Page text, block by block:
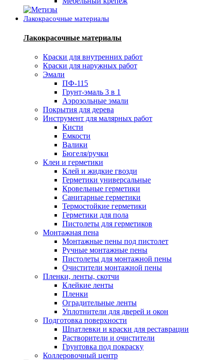
Лакокрасочные материалы
Лакокрасочные материалы
Краски для внутренних работ
Краски для наружных работ
Эмали
ПФ-115
Грунт-эмаль 3 в 1
Аэрозольные эмали
Покрытия для дерева
Инструмент для малярных работ
Кисти
Емкости
Валики
Бюгеля/ручки
Клеи и герметики
Клей и жидкие гвозди
Герметики универсальные
Кровельные герметики
Санитарные герметики
Термостойкие герметики
Герметики для пола
Пистолеты для герметиков
Монтажная пена
Монтажные пены под пистолет
Ручные монтажные пены
Пистолеты для монтажной пены
Очистители монтажной пены
Пленки, ленты, скотчи
Клейкие ленты
Пленки
Оградительные ленты
Уплотнители для дверей и окон
Подготовка поверхности
Шпатлевки и краски для реставрации
Растворители и очистители
Грунтовка под покраску
Коллеровочный центр